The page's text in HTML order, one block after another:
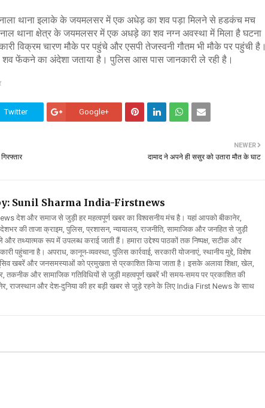
थाना इलाके के जयमलसर में एक अधेड़ का शव पड़ा मिलने से हडकंच मच
थाना क्षेत्र के जयमलसर में एक अधड़े का शव नग्न अवस्था में मिला है घटना
विक्रम चारण मौके पर पहुंचे और एसपी तेजस्वनी गौतम भी मौके पर पहुंची है।
शव फेंकने का अंदेशा जताया है। पुलिस आस पास जानकारी ले रही है।
Twitter Google+
NEWER
दामाद ने अपने ही ससुर को उतारा मौत के घाट
Sunil Sharma India-Firstnews
देश और समाज से जुड़ी हर महत्वपूर्ण खबर का विश्वसनीय मंच है। यहां आपको बीकानेर,
की ताजा क्राइम, पुलिस, प्रशासन, न्यायालय, राजनीति, सामाजिक और जनहित से जुड़ी
तथ्यात्मक रूप में उपलब्ध कराई जाती हैं। हमारा उद्देश्य पाठकों तक निष्पक्ष, सटीक और
पहुंचाना है। अपराध, कानून-व्यवस्था, पुलिस कार्रवाई, सरकारी योजनाएं, स्थानीय मुद्दे, विशेष
खबरें और जनसमस्याओं को प्रमुखता से प्रकाशित किया जाता है। इसके अलावा शिक्षा, खेल,
तकनीक और सामाजिक गतिविधियों से जुड़ी महत्वपूर्ण खबरें भी समय-समय पर प्रकाशित की
राजस्थान और देश-दुनिया की हर बड़ी खबर से जुड़े रहने के लिए India First News के साथ